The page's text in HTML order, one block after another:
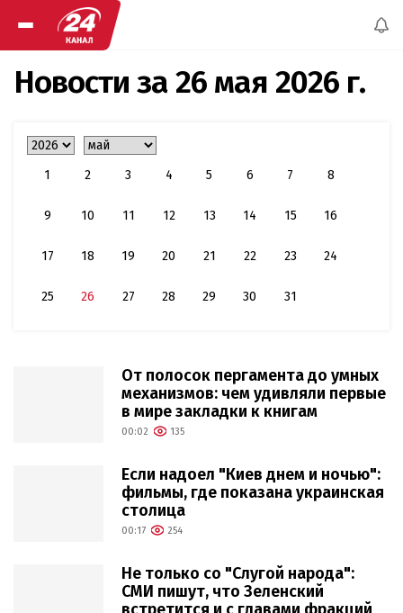
Новости за26 мая 2026 г.
1 2 3 4 5 6 7 8
9 10 11 12 13 14 15 16
17 18 19 20 21 22 23 24
25 26 27 28 29 30 31
От полосок пергамента до умных
механизмов: чем удивляли первые
в мире закладки к книгам
00:02 135
Если надоел "Киев днем и ночью":
фильмы, где показана украинская
столица
00:17 254
Не только со "Слугой народа":
СМИ пишут, что Зеленский